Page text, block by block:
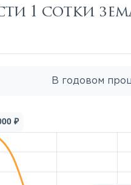
1 сотки
В годовом